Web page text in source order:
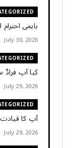
باہمی احترام
July 30, 2026
کیا آپ
July 29, 2026
آپ کا قیادت
July 29, 2026